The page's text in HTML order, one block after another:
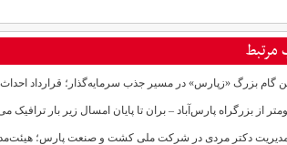
مرتبط
گام بزرگ «زپارس» در مسیر جذب سرمایه‌گذار؛ قرارداد
مدیریت دکتر مردی در شرکت ملی کشت و صنعت پارس؛